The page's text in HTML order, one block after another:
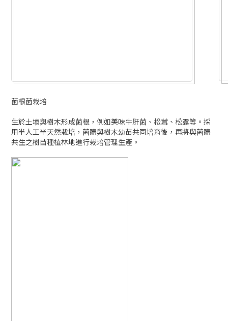
菌根菌栽培
生於土壞與樹木形成菌根，例如美味牛肝菌、松茸、松露等。採
用半人工半天然栽培，菌體與樹木幼苗共同培育後，再將與菌體
共生之樹苗種植林地進行栽培管理生產。